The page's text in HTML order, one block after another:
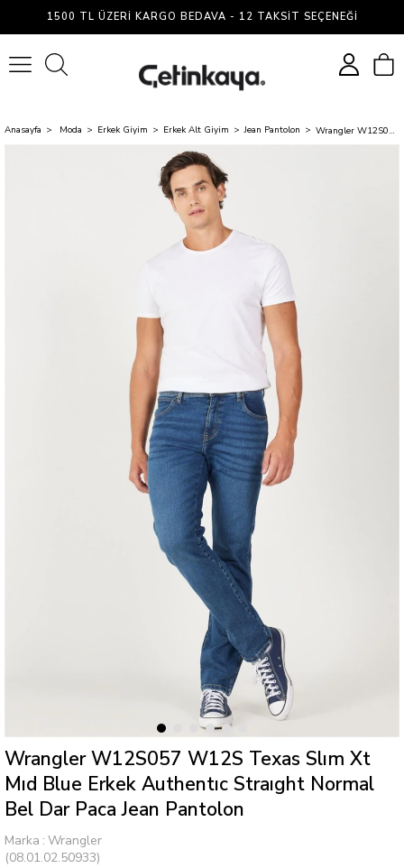
1500 TL ÜZERI KARGO BEDAVA - 12 TAKSIT SEÇENEĞI
Anasayfa Moda Erkek Giyim Erkek Alt Giyim Jean Pantolon Wrangler W12S057 W12S Texas Slım Xt Mıd Blue Erkek Authentıc Straıght Normal Bel Dar Paca Jean Pantolon
Wrangler W12S057 W12S Texas Slım Xt
Mıd Blue Erkek Authentıc Straıght Normal
Bel Dar Paca Jean Pantolon
Marka : Wrangler
(08.01.02.50933)